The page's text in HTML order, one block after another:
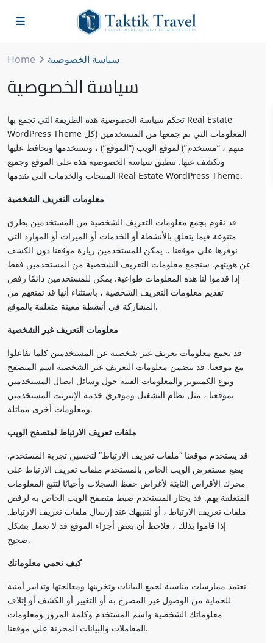
Home سياسة الخصوصية
سياسة الخصوصية
تحكم سياسة الخصوصية هذه الطريقة التي تجمع بها Real Estate
WordPress Theme المعلومات التي تم جمعها من المستخدمين (كل
منهم ، “مستخدم”) لموقع الويب (“الموقع”) ، وتستخدمها وتحافظ عليها
وتكشف عنها. تنطبق سياسة الخصوصية هذه على الموقع وجميع
المنتجات والخدمات التي تقدمها Real Estate WordPress Theme.
معلومات التعريف الشخصية
قد نقوم بجمع معلومات التعريف الشخصية من المستخدمين بطرق
متنوعة فيما يتعلق بالأنشطة أو الخدمات أو الميزات أو الموارد التي
نوفرها على موقعنا .. يمكن للمستخدمين زيارة موقعنا دون الكشف
عن هويتهم. سنجمع معلومات التعريف الشخصية من المستخدمين فقط
إذا قدموا لنا هذه المعلومات طواعية. يمكن للمستخدمين دائمًا رفض
تقديم معلومات التعريف الشخصية ، باستثناء أنها قد تمنعهم من
المشاركة في أنشطة معينة متعلقة بالموقع.
معلومات التعريف غير الشخصية
قد نجمع معلومات تعريف غير شخصية عن المستخدمين كلما تفاعلوا
مع موقعنا. قد تتضمن معلومات التعريف غير الشخصية اسم المتصفح
ونوع الكمبيوتر والمعلومات الفنية حول وسائل اتصال المستخدمين
بموقعنا ، مثل نظام التشغيل وموفري خدمة الإنترنت المستخدمين
ومعلومات أخرى مماثلة.
ملفات تعريف الارتباط لمتصفح الويب
قد يستخدم موقعنا “ملفات تعريف الارتباط” لتحسين تجربة المستخدم.
يضع مستعرض الويب الخاص بالمستخدم ملفات تعريف الارتباط على
محرك الأقراص الثابتة لأغراض حفظ السجلات وأحيانًا لتتبع المعلومات
المتعلقة بهم. قد يختار المستخدم ضبط متصفح الويب الخاص به لرفض
ملفات تعريف الارتباط ، أو لتنبيهك عند إرسال ملفات تعريف الارتباط.
إذا قاموا بذلك ، فلاحظ أن بعض أجزاء الموقع قد لا تعمل بشكل
صحيح.
كيف نحمي معلوماتك
نعتمد ممارسات مناسبة لجمع البيانات وتخزينها ومعالجتها وتدابير أمنية
للحماية من الوصول غير المصرح به أو التغيير أو الكشف أو إتلاف
معلوماتك الشخصية واسم المستخدم وكلمة المرور ومعلومات
المعاملات والبيانات المخزنة على موقعنا.